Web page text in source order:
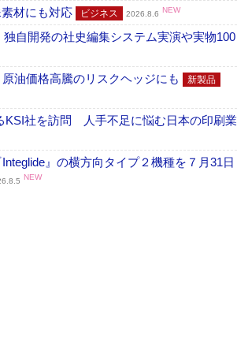
材にも対応 ビジネス 2026.8.6 NEW
自開発の社史編集システム実演や実物100
油価格高騰のリスクヘッジにも 新製品
KSI社を訪問 人手不足に悩む日本の印刷業
』の横方向タイプ２機種を７月31日
NEW